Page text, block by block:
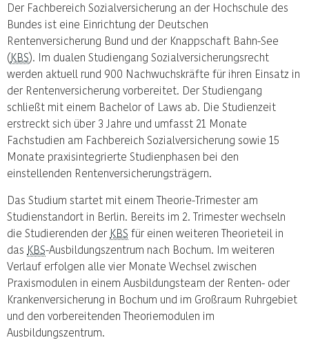
Der Fachbereich Sozialversicherung an der Hochschule des
Bundes ist eine Einrichtung der Deutschen
Rentenversicherung Bund und der Knappschaft Bahn-See
(KBS). Im dualen Studiengang Sozialversicherungsrecht
werden aktuell rund 900 Nachwuchskräfte für ihren Einsatz in
der Rentenversicherung vorbereitet. Der Studiengang
schließt mit einem Bachelor of Laws ab. Die Studienzeit
erstreckt sich über 3 Jahre und umfasst 21 Monate
Fachstudien am Fachbereich Sozialversicherung sowie 15
Monate praxisintegrierte Studienphasen bei den
einstellenden Rentenversicherungsträgern.
Das Studium startet mit einem Theorie-Trimester am
Studienstandort in Berlin. Bereits im 2. Trimester wechseln
die Studierenden der KBS für einen weiteren Theorieteil in
das KBS-Ausbildungszentrum nach Bochum. Im weiteren
Verlauf erfolgen alle vier Monate Wechsel zwischen
Praxismodulen in einem Ausbildungsteam der Renten- oder
Krankenversicherung in Bochum und im Großraum Ruhrgebiet
und den vorbereitenden Theoriemodulen im
Ausbildungszentrum.